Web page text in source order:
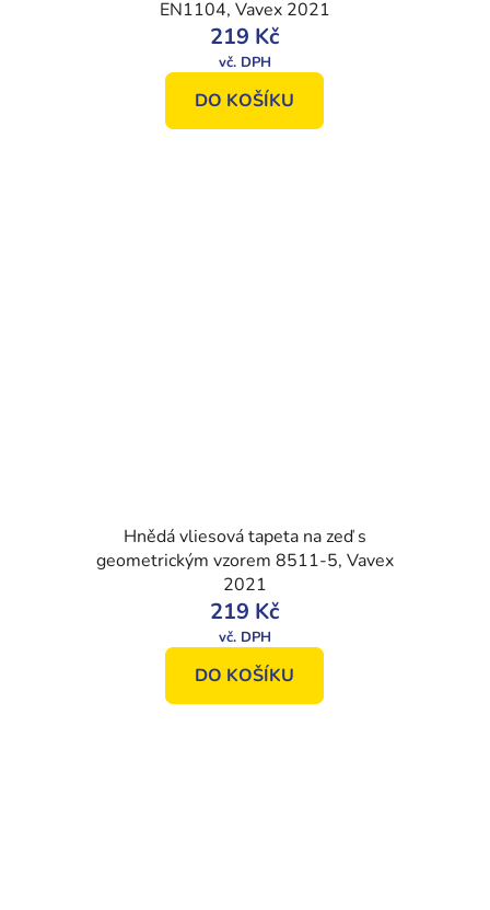
EN1104, Vavex 2021
219 Kč
DO KOŠÍKU
Hnědá vliesová tapeta na zeď s
geometrickým vzorem 8511-5, Vavex
2021
219 Kč
DO KOŠÍKU